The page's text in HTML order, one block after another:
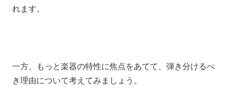
れます。
一方、 もっと楽器の特性に焦点をあてて、 弾き分けるべ
き理由について考えてみましょう。